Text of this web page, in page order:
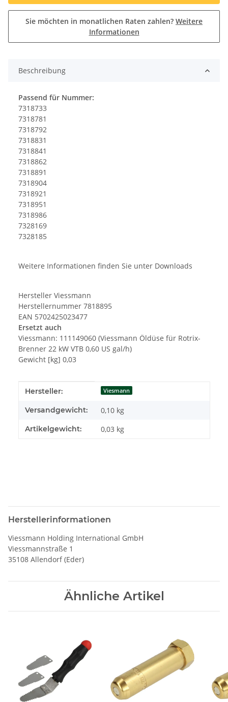
Sie möchten in monatlichen Raten zahlen? Weitere
Informationen
Beschreibung
Passend für Nummer:
7318733
7318781
7318792
7318831
7318841
7318862
7318891
7318904
7318921
7318951
7318986
7328169
7328185
Weitere Informationen finden Sie unter Downloads
Hersteller Viessmann
Herstellernummer 7818895
EAN 5702425023477
Ersetzt auch
Viessmann: 111149060 (Viessmann Öldüse für Rotrix-
Brenner 22 kW VTB 0,60 US gal/h)
Gewicht [kg] 0,03
Produkteigenschaft
Wert
Hersteller: Viesmann
Versandgewicht: 0,10 kg
Artikelgewicht: 0,03 kg
Herstellerinformationen
Viessmann Holding International GmbH
Viessmannstraße 1
35108 Allendorf (Eder)
Ähnliche Artikel